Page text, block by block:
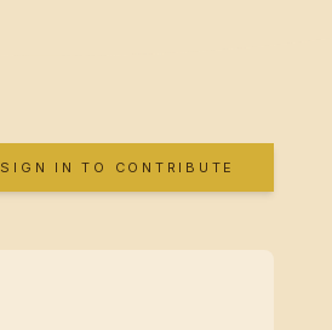
SIGN IN TO CONTRIBUTE